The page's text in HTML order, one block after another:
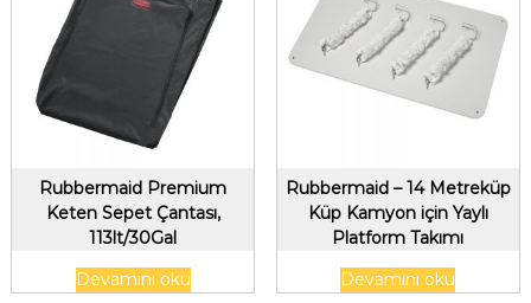
Rubbermaid Premium
Keten Sepet Çantası,
113lt/30Gal
Devamını oku
Rubbermaid – 14 Metreküp
Küp Kamyon için Yaylı
Platform Takımı
Devamını oku